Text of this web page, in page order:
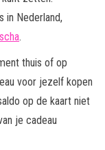
in Nederland,
.
thuis of op
voor jezelf kopen
op de kaart niet
je cadeau